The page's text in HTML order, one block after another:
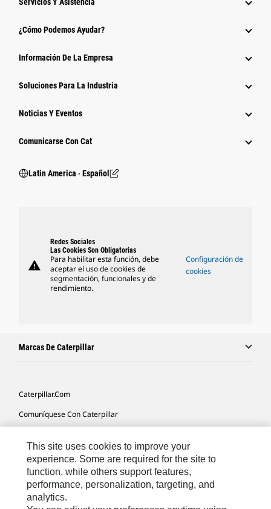
¿Cómo Podemos Ayudar?
Información De La Empresa
Soluciones Para La Industria
Noticias Y Eventos
Comunicarse Con Cat
Latin America ‧ Español
warning
Redes Sociales
Las Cookies Son Obligatorias
Para habilitar esta función, debe
aceptar el uso de cookies de
segmentación, funcionales y de
rendimiento.
Configuración de
cookies
Marcas De Caterpillar
Caterpillar.com
Comuníquese Con Caterpillar
Mapa Del Sitio
Cookie Settings
Avisos Legales
This site uses cookies to improve your
experience. Some are required for the site to
function, while others support features,
performance, personalization, targeting, and
analytics.